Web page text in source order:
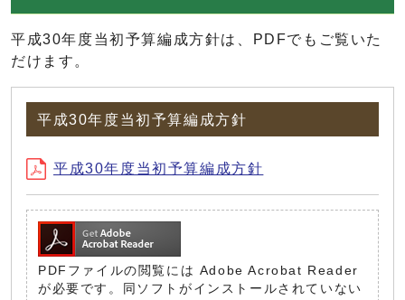
平成30年度当初予算編成方針は、PDFでもご覧いた
だけます。
平成30年度当初予算編成方針
平成30年度当初予算編成方針
PDFファイルの閲覧には Adobe Acrobat Reader
が必要です。同ソフトがインストールされていない